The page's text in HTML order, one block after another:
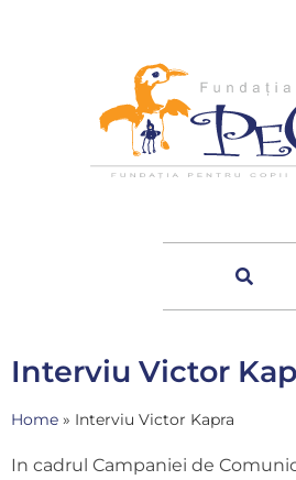
Interviu Victor
Home » Interviu Victor Kapra
In cadrul Campaniei de